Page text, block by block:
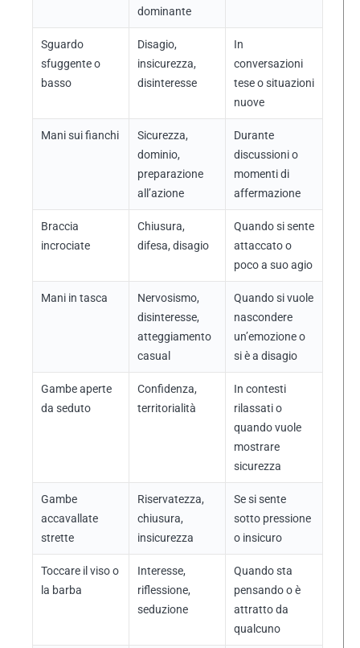
dominante
Sguardo
sfuggente o
basso
Disagio,
insicurezza,
disinteresse
In
conversazioni
tese o situazioni
nuove
Mani sui fianchi
Sicurezza,
dominio,
preparazione
all’azione
Durante
discussioni o
momenti di
affermazione
Braccia
incrociate
Chiusura,
difesa, disagio
Quando si sente
attaccato o
poco a suo agio
Mani in tasca
Nervosismo,
disinteresse,
atteggiamento
casual
Quando si vuole
nascondere
un’emozione o
si è a disagio
Gambe aperte
da seduto
Confidenza,
territorialità
In contesti
rilassati o
quando vuole
mostrare
sicurezza
Gambe
accavallate
strette
Riservatezza,
chiusura,
insicurezza
Se si sente
sotto pressione
o insicuro
Toccare il viso o
la barba
Interesse,
riflessione,
seduzione
Quando sta
pensando o è
attratto da
qualcuno